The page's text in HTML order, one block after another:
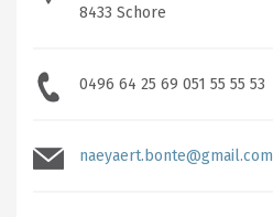
8433 Schore
0496 64 25 69 051 55 55 53
naeyaert.bonte@gmail.com